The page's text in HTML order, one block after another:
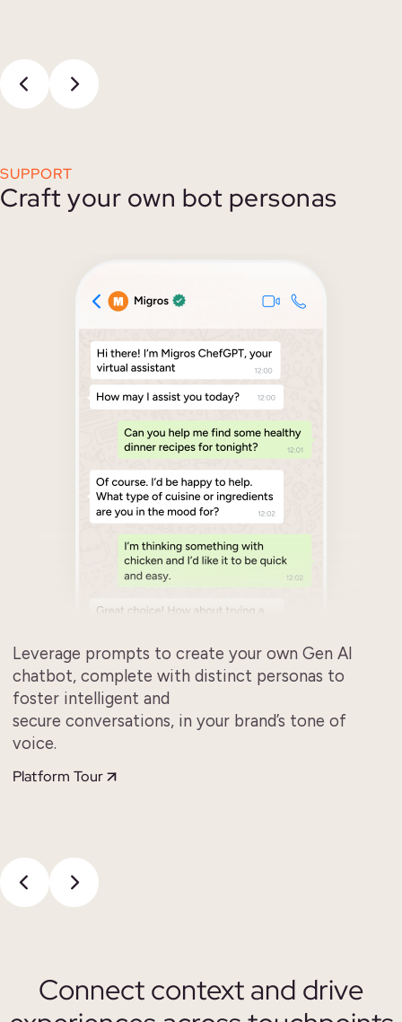
SUPPORT
Craft your own bot personas
Leverage prompts to create your own Gen AI
chatbot, complete with distinct personas to
foster intelligent and
secure conversations, in your brand’s tone of
voice.
Platform Tour
Connect context and drive